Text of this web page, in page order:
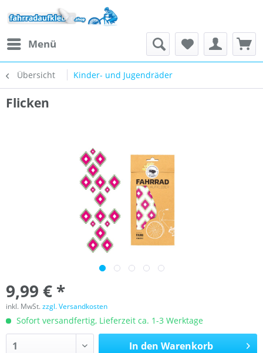
Menü
Übersicht Kinder- und Jugendräder
Flicken
9,99 € *
inkl. MwSt.zzgl. Versandkosten
Sofort versandfertig, Lieferzeit ca. 1-3 Werktage
In den Warenkorb